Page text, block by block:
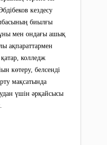
кездесу
биылғы
мен ондағы ашық
ақпараттармен
колледж
көтеру, белсенді
мақсатында
үшін әрқайсысы